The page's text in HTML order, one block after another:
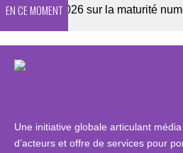
EN CE MOMENT2026 sur la maturité
Une initiative globale articulant
d’acteurs et offre de services pour